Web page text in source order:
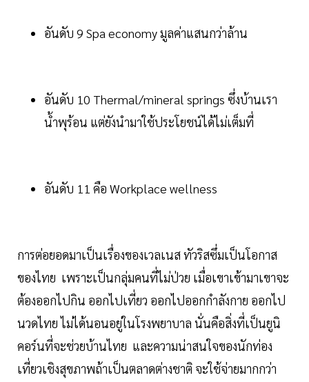
อันดับ 9 Spa economy มูลค่าแสนกว่าล้าน
อันดับ 10 Thermal/mineral springs ซึ่งบ้านเรา
น้ำพุร้อน แต่ยังนำมาใช้ประโยชน์ได้ไม่เต็มที่
อันดับ 11 คือ Workplace wellness
การต่อยอดมาเป็นเรื่องของเวลเนส ทัวริสซึ่มเป็นโอกาส
ของไทย เพราะเป็นกลุ่มคนที่ไม่ป่วย เมื่อเขาเข้ามาเขาจะ
ต้องออกไปกิน ออกไปเที่ยว ออกไปออกกำลังกาย ออกไป
นวดไทย ไม่ได้นอนอยู่ในโรงพยาบาล นั่นคือสิ่งที่เป็นยูนิ
คอร์นที่จะช่วยบ้านไทย และความน่าสนใจของนักท่อง
เที่ยวเชิงสุขภาพถ้าเป็นตลาดต่างชาติ จะใช้จ่ายมากกว่า